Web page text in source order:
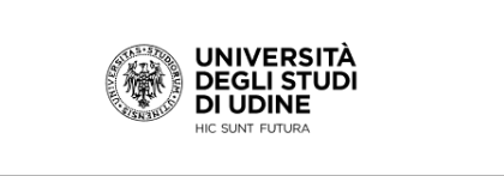
Passa al contenuto principale